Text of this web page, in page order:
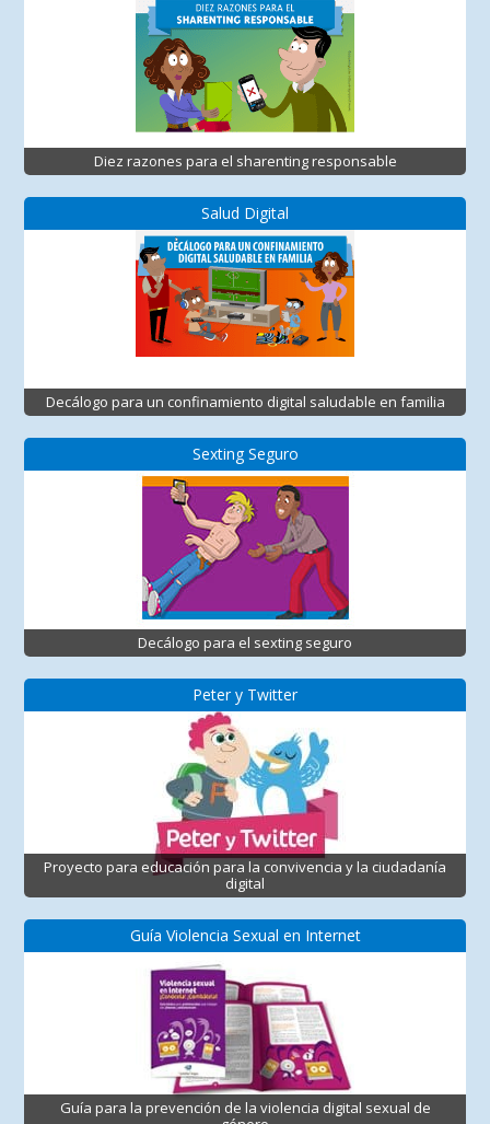
Diez razones para el sharenting responsable
Salud Digital
Decálogo para un confinamiento digital saludable en familia
Sexting Seguro
Decálogo para el sexting seguro
Peter y Twitter
Proyecto para educación para la convivencia y la ciudadanía
digital
Guía Violencia Sexual en Internet
Guía para la prevención de la violencia digital sexual de